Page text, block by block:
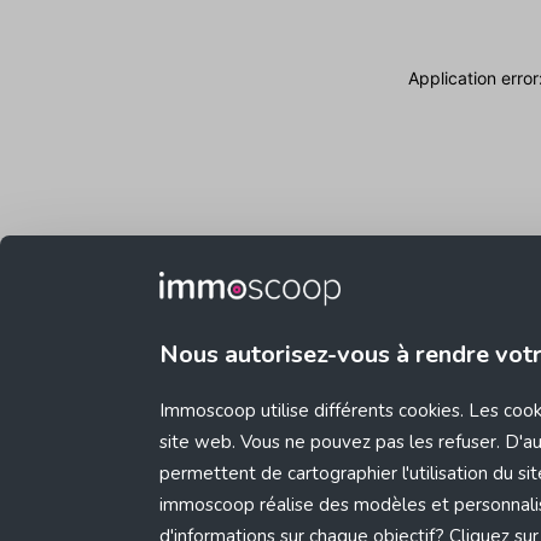
Nous autorisez-vous à rendre
Immoscoop utilise différents cookies. Les
site web. Vous ne pouvez pas les refuser.
permettent de cartographier l'utilisation du
immoscoop réalise des modèles et
d'informations sur chaque objectif? Cliquez
Application